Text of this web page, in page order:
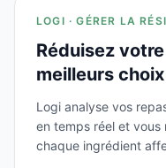
LOGI · GÉRER LA
Réduisez
meilleurs
Logi analyse vos
en temps réel et
chaque ingrédient